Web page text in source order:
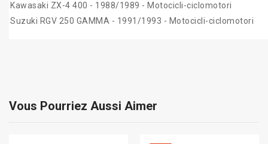
Kawasaki ZX-4 400 - 1988/1989 - Motocicli-ciclomotori
Suzuki RGV 250 GAMMA - 1991/1993 - Motocicli-ciclomotori
Vous Pourriez Aussi Aimer